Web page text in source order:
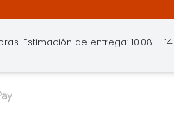
Estimación de entrega: 10.08. -